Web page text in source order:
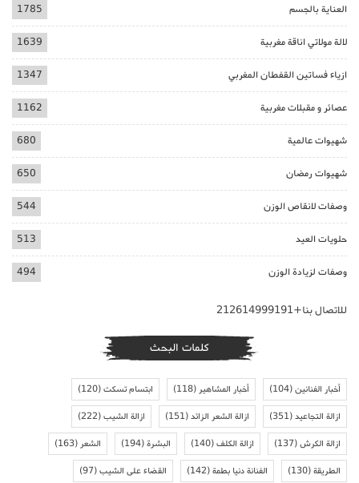
العناية بالجسم 1785
لالة مولاتي اناقة مغربية 1639
ازياء فساتين القفطان المغربي 1347
عصائر و مقبلات مغربية 1162
شهيوات عالمية 680
شهيوات رمضان 650
وصفات لانقاص الوزن 544
حلويات العيد 513
وصفات لزيادة الوزن 494
للاتصال بنا+212614999191
كلمات البحث
أخبار الفنانين(104) أخبار المشاهير(118) ابتسام تسكت(120)
ازالة التجاعيد(351) ازالة الشعر الزائد(151) ازالة الشيب(222)
ازالة الكرش(137) ازالة الكلف(140) البشرة(194) الشعر(163)
الطريقة(130) الفنانة دنيا بطمة(142) القضاء على الشيب(97)